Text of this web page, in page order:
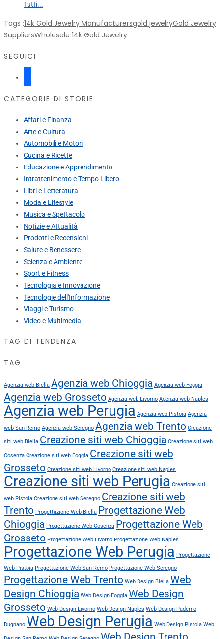
Tutti...
Tags :14k Gold Jewelry Manufacturersgold jewelryGold Jewelry
SuppliersWholesale 14k Gold Jewelry
SEGUICI
CATEGORIE DI STORIE
Affari e Finanza
Arte e Cultura
Automobili e Motori
Cucina e Ricette
Educazione e Apprendimento
Intrattenimento e Tempo Libero
Libri e Letteratura
Moda e Lifestyle
Musica e Spettacolo
Notizie e Attualità
Prodotti e Recensioni
Salute e Benessere
Scienza e Ambiente
Sport e Fitness
Tecnologia e Innovazione
Tecnologie dell'Informazione
Viaggi e Turismo
Video e Multimedia
TAG DI TENDENZA
TAG
Agenzia web Biella Agenzia web Chioggia Agenzia web Foggia
Agenzia web Grosseto Agenzia web Livorno Agenzia web Naples
Agenzia web Perugia Agenzia web Pistoia Agenzia
web San Remo Agenzia web Seregno Agenzia web Trento Creazione
siti web Biella Creazione siti web Chioggia Creazione siti web
Cosenza Creazione siti web Foggia Creazione siti web
Grosseto Creazione siti web Livorno Creazione siti web Naples
Creazione siti web Perugia Creazione siti
web Pistoia Creazione siti web Seregno Creazione siti web
Trento Progettazione Web Biella Progettazione Web
Chioggia Progettazione Web Cosenza Progettazione Web
Grosseto Progettazione Web Livorno Progettazione Web Naples
Progettazione Web Perugia Progettazione
Web Pistoia Progettazione Web San Remo Progettazione Web Seregno
Progettazione Web Trento Web Design Biella Web
Design Chioggia Web Design Foggia Web Design
Grosseto Web Design Livorno Web Design Naples Web Design Paderno
Dugnano Web Design Perugia Web Design Pistoia Web